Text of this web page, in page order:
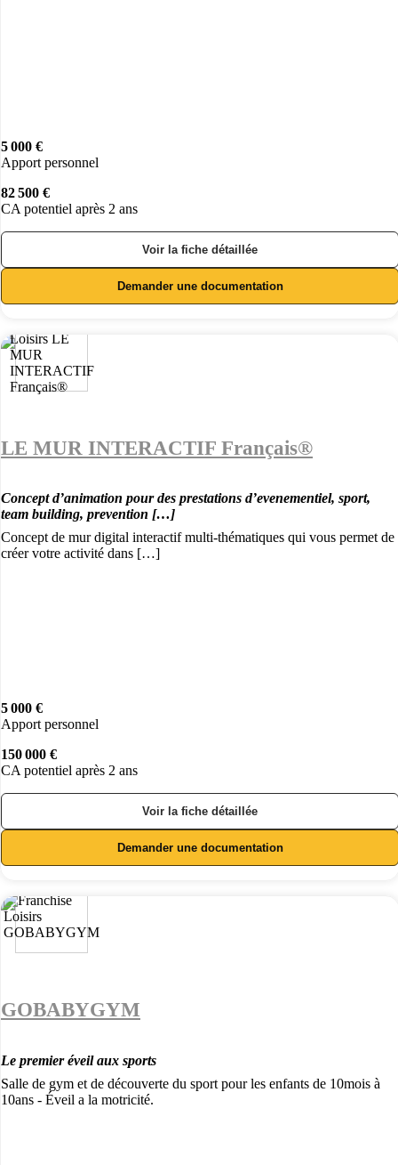
5 000 €
Apport personnel
82 500 €
CA potentiel après 2 ans
Voir la fiche détaillée
Demander une documentation
LE MUR INTERACTIF Français®
Concept d’animation pour des prestations d’evenementiel, sport,
team building, prevention […]
Concept de mur digital interactif multi-thématiques qui vous permet de
créer votre activité dans […]
5 000 €
Apport personnel
150 000 €
CA potentiel après 2 ans
Voir la fiche détaillée
Demander une documentation
GOBABYGYM
Le premier éveil aux sports
Salle de gym et de découverte du sport pour les enfants de 10mois à
10ans - Éveil a la motricité.